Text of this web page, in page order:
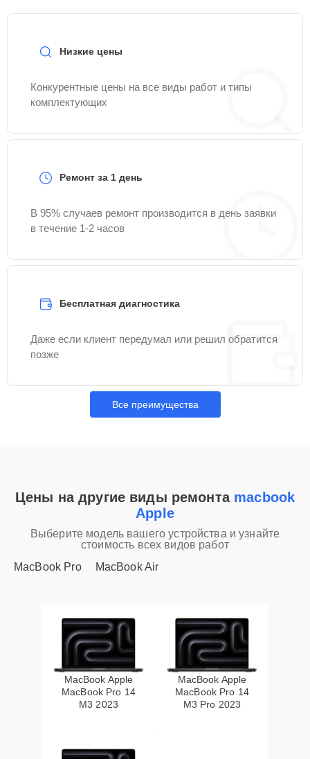
Низкие цены
Конкурентные цены на все виды работ и типы
комплектующих
Ремонт за 1 день
В 95% случаев ремонт производится в день заявки
в течение 1-2 часов
Бесплатная диагностика
Даже если клиент передумал или решил обратится
позже
Все преимущества
Цены на другие виды ремонта macbook
Apple
Выберите модель вашего устройства и узнайте
стоимость всех видов работ
MacBook Pro
MacBook Air
MacBook Apple
MacBook Pro 14
M3 2023
MacBook Apple
MacBook Pro 14
M3 Pro 2023